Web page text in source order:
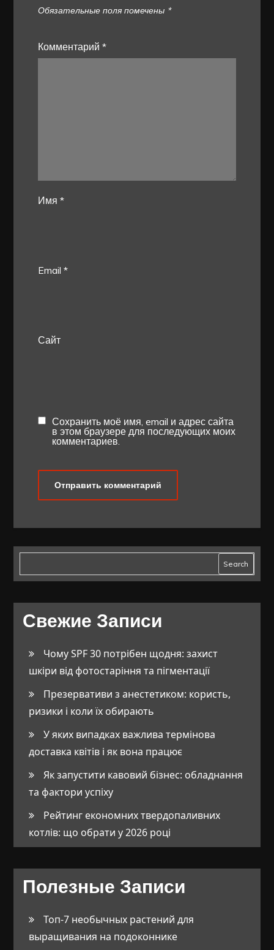
Обязательные поля помечены *
Комментарий*
Имя*
Email*
Сайт
Сохранить моё имя, email и адрес сайта
в этом браузере для последующих моих
комментариев.
Search
Свежие Записи
Чому SPF 30 потрібен щодня: захист
шкіри від фотостаріння та пігментації
Презервативи з анестетиком: користь,
ризики і коли їх обирають
У яких випадках важлива термінова
доставка квітів і як вона працює
Як запустити кавовий бізнес: обладнання
та фактори успіху
Рейтинг економних твердопаливних
котлів: що обрати у 2026 році
Полезные Записи
Топ-7 необычных растений для
выращивания на подоконнике